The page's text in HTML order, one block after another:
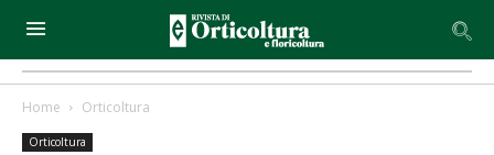
Home Orticoltura
Orticoltura